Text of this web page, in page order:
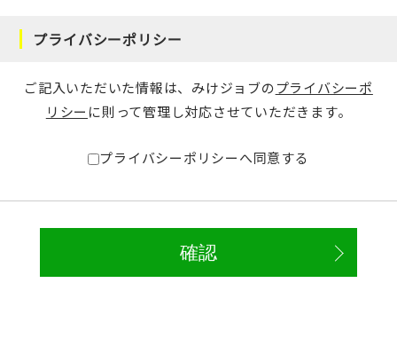
プライバシーポリシー
ご記入いただいた情報は、みけジョブのプライバシーポ
リシー に則って管理し対応させていただきます。
プライバシーポリシーへ同意する